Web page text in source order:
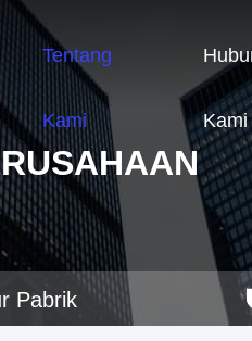
Tentang
Kami Kami
Pabrik